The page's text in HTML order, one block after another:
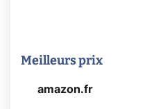
Meilleurs prix
amazon.fr